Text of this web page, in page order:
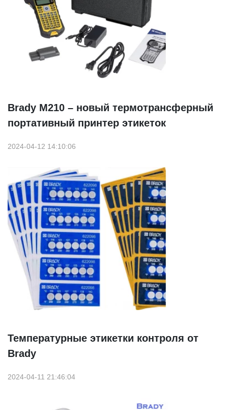
Brady М210 – новый термотрансферный
портативный принтер этикеток
2024-04-12 14:10:06
Температурные этикетки контроля от
Brady
2024-04-11 21:46:04